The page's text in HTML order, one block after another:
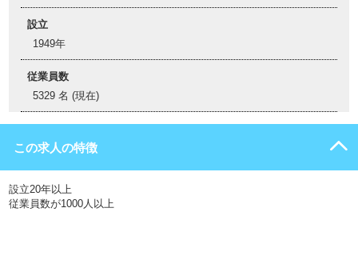
設立
1949年
従業員数
5329 名 (現在)
この求人の特徴
設立20年以上
従業員数が1000人以上